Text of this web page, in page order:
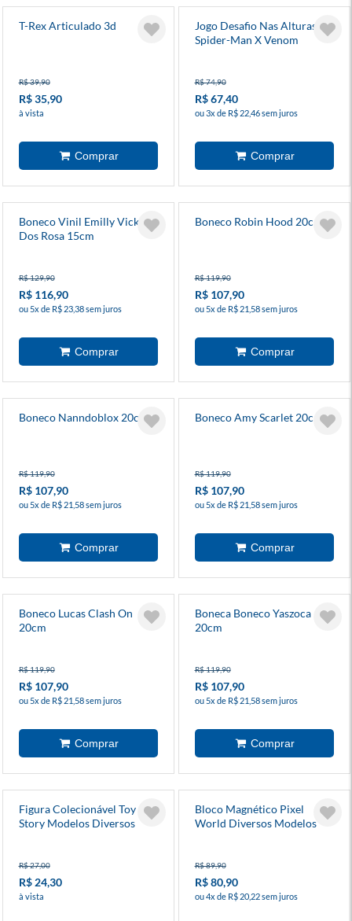
T-Rex Articulado 3d
R$ 39,90
R$ 35,90
à vista
Jogo Desafio Nas Alturas
Spider-Man X Venom
R$ 74,90
R$ 67,40
ou 3x de R$ 22,46 sem juros
Boneco Vinil Emilly Vick
Dos Rosa 15cm
R$ 129,90
R$ 116,90
ou 5x de R$ 23,38 sem juros
Boneco Robin Hood 20cm
R$ 119,90
R$ 107,90
ou 5x de R$ 21,58 sem juros
Boneco Nanndoblox 20cm
R$ 119,90
R$ 107,90
ou 5x de R$ 21,58 sem juros
Boneco Amy Scarlet 20cm
R$ 119,90
R$ 107,90
ou 5x de R$ 21,58 sem juros
Boneco Lucas Clash On
20cm
R$ 119,90
R$ 107,90
ou 5x de R$ 21,58 sem juros
Boneca Boneco Yaszoca
20cm
R$ 119,90
R$ 107,90
ou 5x de R$ 21,58 sem juros
Figura Colecionável Toy
Story Modelos Diversos
R$ 27,00
R$ 24,30
à vista
Bloco Magnético Pixel
World Diversos Modelos
R$ 89,90
R$ 80,90
ou 4x de R$ 20,22 sem juros